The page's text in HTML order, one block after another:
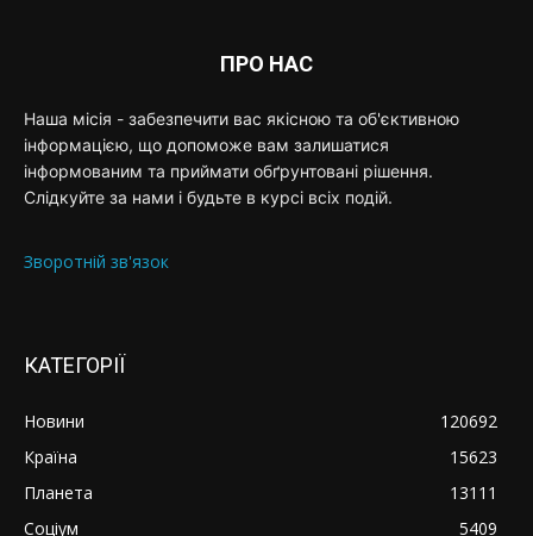
ПРО НАС
Наша місія - забезпечити вас якісною та об'єктивною
інформацією, що допоможе вам залишатися
інформованим та приймати обґрунтовані рішення.
Слідкуйте за нами і будьте в курсі всіх подій.
Зворотній зв'язок
КАТЕГОРІЇ
Новини
120692
Країна
15623
Планета
13111
Соціум
5409